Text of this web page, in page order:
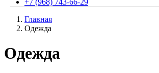
+7 (968) 743-66-29
Главная
Одежда
Одежда